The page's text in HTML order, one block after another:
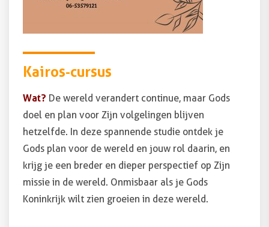
Kairos-cursus
Wat? De wereld verandert continue, maar Gods
doel en plan voor Zijn volgelingen blijven
hetzelfde. In deze spannende studie ontdek je
Gods plan voor de wereld en jouw rol daarin, en
krijg je een breder en dieper perspectief op Zijn
missie in de wereld. Onmisbaar als je Gods
Koninkrijk wilt zien groeien in deze wereld.